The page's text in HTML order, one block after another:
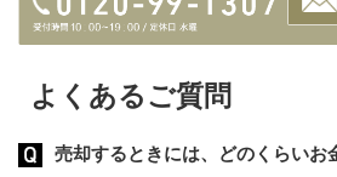
よくあるご質問
売却するときには、どのくらいお